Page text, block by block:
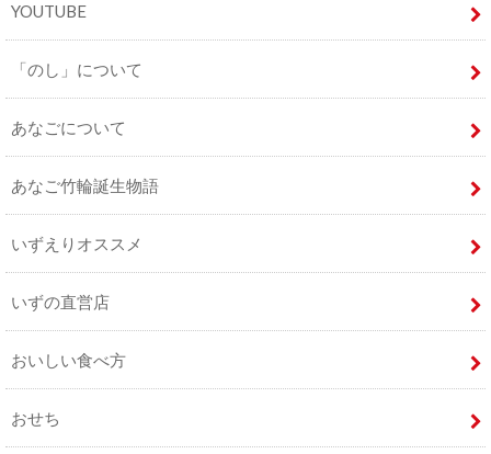
YOUTUBE
「のし」について
あなごについて
あなご竹輪誕生物語
いずえりオススメ
いずの直営店
おいしい食べ方
おせち